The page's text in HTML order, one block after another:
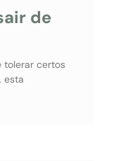
de
tolerar certos
esta